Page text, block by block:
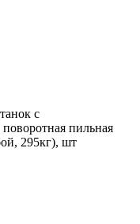
с
пильная
295кг), шт